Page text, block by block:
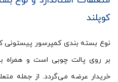
کوپلند
بر روی پالت چوبی است و همراه با
خریدار عرضه می‌گردد. از جمله